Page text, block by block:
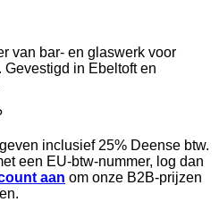
van bar- en glaswerk voor
in Ebeltoft en
inclusief 25% Deense btw.
een EU-btw-nummer, log dan
aan om onze B2B-prijzen